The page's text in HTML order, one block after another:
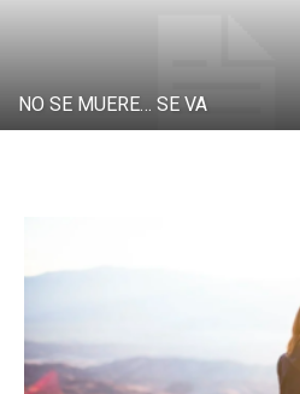
NO SE MUERE… SE VA